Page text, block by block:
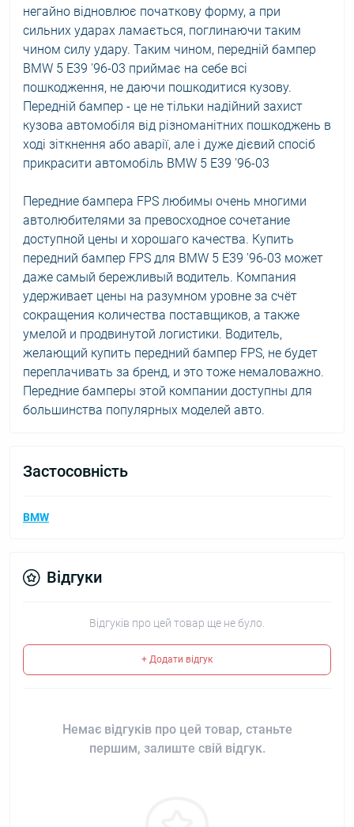
негайно відновлює початкову форму, а при
сильних ударах ламається, поглинаючи таким
чином силу удару. Таким чином, передній бампер
BMW 5 E39 '96-03 приймає на себе всі
пошкодження, не даючи пошкодитися кузову.
Передній бампер - це не тільки надійний захист
кузова автомобіля від різноманітних пошкоджень в
ході зіткнення або аварії, але і дуже дієвий спосіб
прикрасити автомобіль BMW 5 E39 '96-03
Передние бампера FPS любимы очень многими
автолюбителями за превосходное сочетание
доступной цены и хорошаго качества. Купить
передний бампер FPS для BMW 5 E39 '96-03 может
даже самый бережливый водитель. Компания
удерживает цены на разумном уровне за счёт
сокращения количества поставщиков, а также
умелой и продвинутой логистики. Водитель,
желающий купить передний бампер FPS, не будет
переплачивать за бренд, и это тоже немаловажно.
Передние бамперы этой компании доступны для
большинства популярных моделей авто.
Застосовність
BMW
Відгуки
Відгуків про цей товар ще не було.
+ Додати відгук
Немає відгуків про цей товар, станьте
першим, залиште свій відгук.